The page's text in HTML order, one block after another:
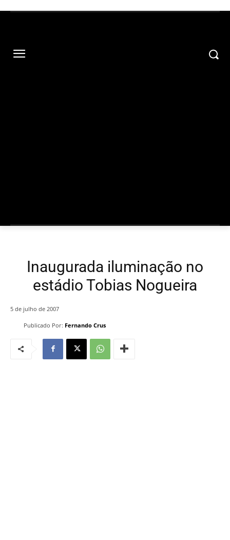
Inaugurada iluminação no
estádio Tobias Nogueira
Publicado Por: Fernando Crus
5 de julho de 2007